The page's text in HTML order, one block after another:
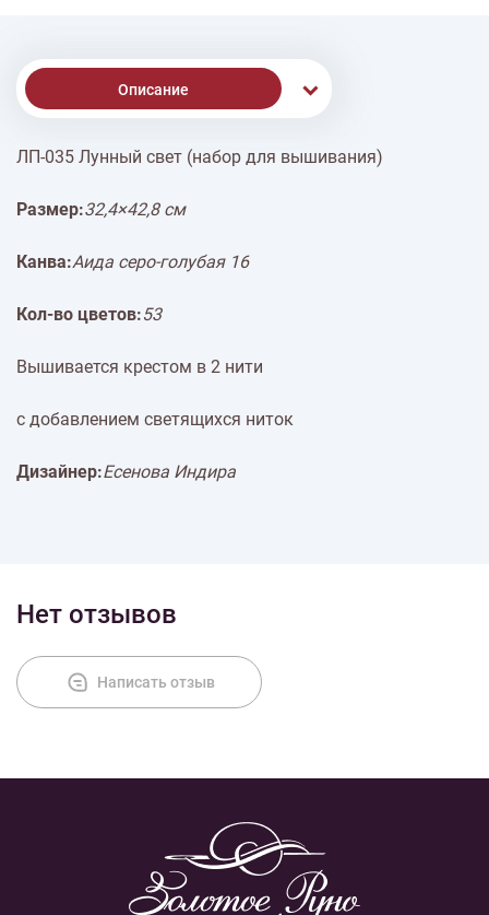
Описание
Доставка
ЛП-035 Лунный свет (набор для вышивания)
Размер:32,4×42,8 см
Канва:Аида серо-голубая 16
Кол-во цветов:53
Вышивается крестом в 2 нити
с добавлением светящихся ниток
Дизайнер:Есенова Индира
Нет отзывов
Написать отзыв